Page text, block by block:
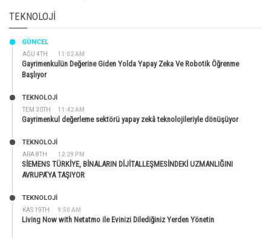
TEKNOLOJI
AĞU 4TH 11:02 AM
GÜNCEL
Gayrimenkulün Değerine Giden Yolda Yapay Zeka Ve Robotik Öğrenme
Başlıyor
TEM 30TH 11:42 AM
TEKNOLOJİ
Gayrimenkul değerleme sektörü yapay zekâ teknolojileriyle dönüşüyor
ARA 8TH 12:29 PM
TEKNOLOJİ
SİEMENS TÜRKİYE, BİNALARIN DİJİTALLEŞMESİNDEKİ UZMANLIĞINI
AVRUPA’YA TAŞIYOR
KAS 19TH 9:50 AM
TEKNOLOJİ
Living Now with Netatmo ile Evinizi Dilediğiniz Yerden Yönetin